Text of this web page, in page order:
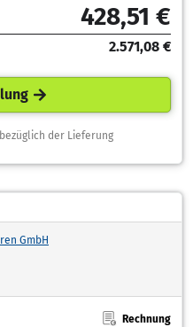
428,51 €
2.571,08 €
der Lieferung
GmbH
Rechnung